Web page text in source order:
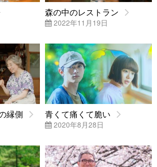
森の中のレストラン
2022年11月19日
縁側 青くて痛くて脆い
2020年8月28日